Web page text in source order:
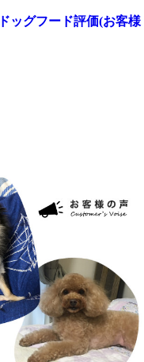
ッグフード評価(お客様